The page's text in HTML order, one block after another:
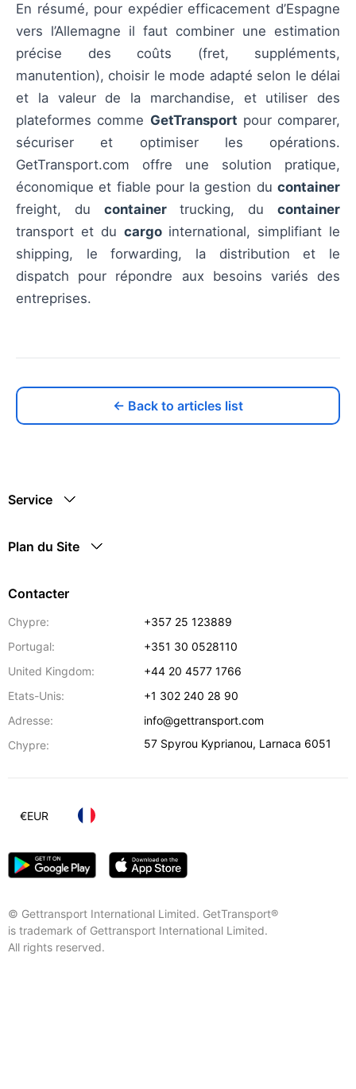
En résumé, pour expédier efficacement d’Espagne
vers l’Allemagne il faut combiner une estimation
précise des coûts (fret, suppléments,
manutention), choisir le mode adapté selon le délai
et la valeur de la marchandise, et utiliser des
plateformes comme GetTransport pour comparer,
sécuriser et optimiser les opérations.
GetTransport.com offre une solution pratique,
économique et fiable pour la gestion du container
freight, du containertrucking, ducontainer
transport et du cargointernational, simplifiant le
shipping, le forwarding, la distribution et le
dispatch pour répondre aux besoins variés des
entreprises.
← Back to articles list
Service
Plan du Site
Contacter
Chypre:
+357 25 123889
Portugal:
+351 30 0528110
United Kingdom:
+44 20 4577 1766
Etats-Unis:
+1 302 240 28 90
Adresse:
info@gettransport.com
Chypre:
57 Spyrou Kyprianou, Larnaca 6051
© Gettransport International Limited. GetTransport®
is trademark of Gettransport International Limited.
All rights reserved.
€EUR